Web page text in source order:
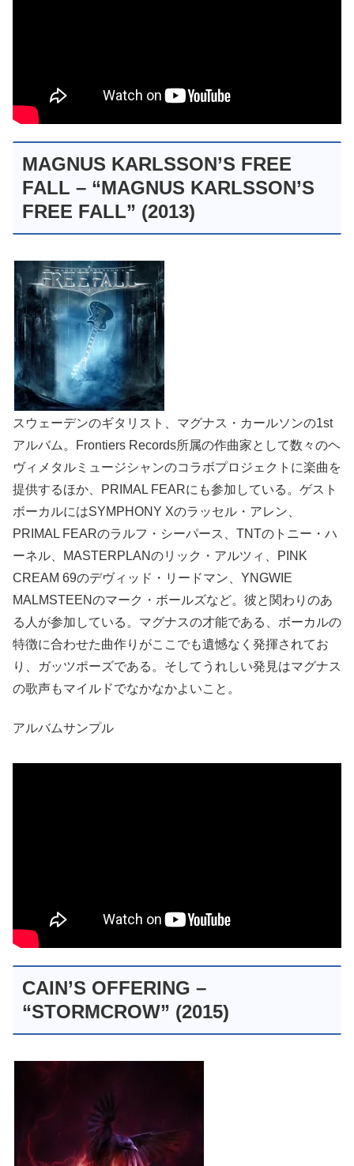
MAGNUS KARLSSON’S FREE
FALL – “MAGNUS KARLSSON’S
FREE FALL” (2013)
スウェーデンのギタリスト、マグナス・カールソンの1st
アルバム。Frontiers Records所属の作曲家として数々のヘ
ヴィメタルミュージシャンのコラボプロジェクトに楽曲を
提供するほか、PRIMAL FEARにも参加している。ゲスト
ボーカルにはSYMPHONY Xのラッセル・アレン、
PRIMAL FEARのラルフ・シーパース、TNTのトニー・ハ
ーネル、MASTERPLANのリック・アルツィ、PINK
CREAM 69のデヴィッド・リードマン、YNGWIE
MALMSTEENのマーク・ボールズなど。彼と関わりのあ
る人が参加している。マグナスの才能である、ボーカルの
特徴に合わせた曲作りがここでも遺憾なく発揮されてお
り、ガッツポーズである。そしてうれしい発見はマグナス
の歌声もマイルドでなかなかよいこと。
アルバムサンプル
CAIN’S OFFERING –
“STORMCROW” (2015)